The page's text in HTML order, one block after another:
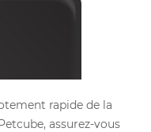
rapide de la
assurez-vous